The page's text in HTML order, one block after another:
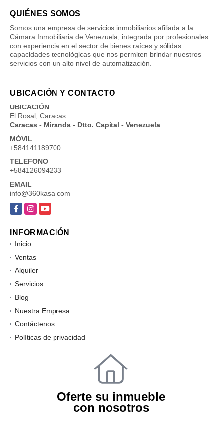
QUIÉNES SOMOS
Somos una empresa de servicios inmobiliarios afiliada a la
Cámara Inmobiliaria de Venezuela, integrada por profesionales
con experiencia en el sector de bienes raíces y sólidas
capacidades tecnológicas que nos permiten brindar nuestros
servicios con un alto nivel de automatización.
UBICACIÓN Y CONTACTO
UBICACIÓN
El Rosal, Caracas
Caracas - Miranda - Dtto. Capital - Venezuela
MÓVIL
+584141189700
TELÉFONO
+584126094233
EMAIL
info@360kasa.com
Facebook
InstagramYouTube
INFORMACIÓN
Inicio
Ventas
Alquiler
Servicios
Blog
Nuestra Empresa
Contáctenos
Políticas de privacidad
Oferte su inmueble
con nosotros